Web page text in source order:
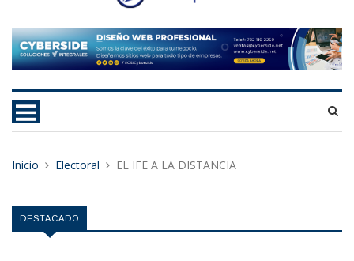
Inicio Electoral EL IFE A LA DISTANCIA
DESTACADO